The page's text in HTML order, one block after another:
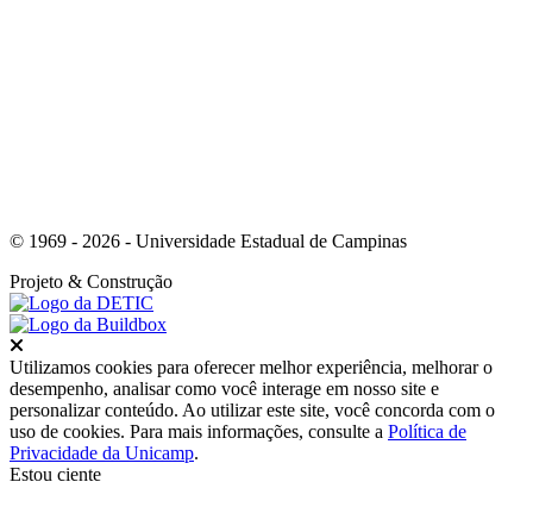
© 1969 - 2026 - Universidade Estadual de Campinas
Projeto & Construção
Utilizamos cookies para oferecer melhor experiência, melhorar o
desempenho, analisar como você interage em nosso site e
personalizar conteúdo. Ao utilizar este site, você concorda com o
uso de cookies. Para mais informações, consulte a Política de
Privacidade da Unicamp.
Estou ciente